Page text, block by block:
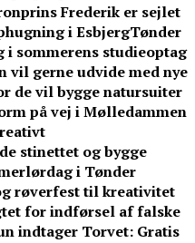
Frederik er sejlet
i EsbjergTønder
i sommerens studieoptag
vil gerne udvide med nye
de vil bygge natursuiter
på vej i Mølledammen
stinettet og bygge
i Tønder
røverfest til kreativitet
for indførsel af falske
indtager Torvet: Gratis